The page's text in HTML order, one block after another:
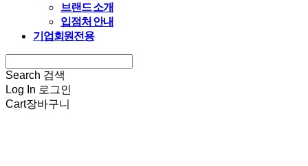
브랜드 소개
입점처 안내
기업회원전용
Search 검색
Log In 로그인
Cart장바구니